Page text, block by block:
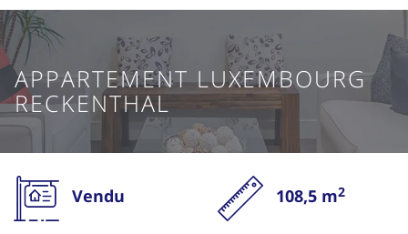
navigation
APPARTEMENT LUXEMBOURG
RECKENTHAL
Vendu 108,5 m2